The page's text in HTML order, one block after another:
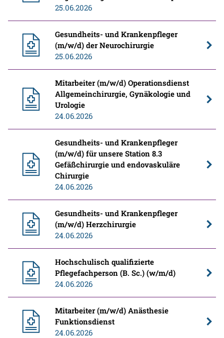
25.06.2026
Gesundheits- und Krankenpfleger
(m/w/d) der Neurochirurgie
25.06.2026
Mitarbeiter (m/w/d) Operationsdienst
Allgemeinchirurgie, Gynäkologie und
Urologie
24.06.2026
Gesundheits- und Krankenpfleger
(m/w/d) für unsere Station 8.3
Gefäßchirurgie und endovaskuläre
Chirurgie
24.06.2026
Gesundheits- und Krankenpfleger
(m/w/d) Herzchirurgie
24.06.2026
Hochschulisch qualifizierte
Pflegefachperson (B. Sc.) (w/m/d)
24.06.2026
Mitarbeiter (m/w/d) Anästhesie
Funktionsdienst
24.06.2026